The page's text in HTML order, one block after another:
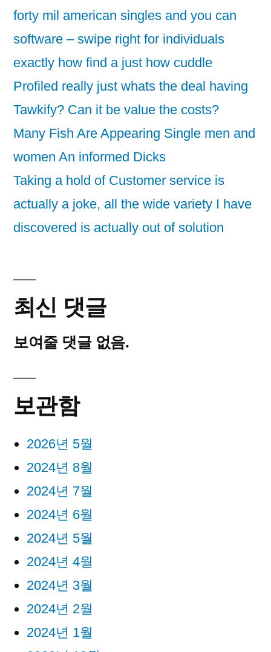
forty mil american singles and you can
software – swipe right for individuals
exactly how find a just how cuddle
Profiled really just whats the deal having
Tawkify? Can it be value the costs?
Many Fish Are Appearing Single men and
women An informed Dicks
Taking a hold of Customer service is
actually a joke, all the wide variety I have
discovered is actually out of solution
최신 댓글
보여줄 댓글 없음.
보관함
2026년 5월
2024년 8월
2024년 7월
2024년 6월
2024년 5월
2024년 4월
2024년 3월
2024년 2월
2024년 1월